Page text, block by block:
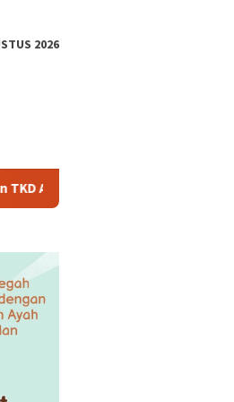
2026
Triliun, Pastikan Transparan